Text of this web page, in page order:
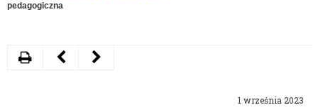
pedagogiczna
1 września 2023
DrukujNastępnyPoprzedni